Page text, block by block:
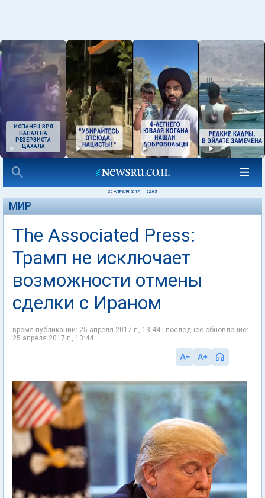
ИСПАНЕЦ ЗРЯ
НАПАЛ НА
РЕЗЕРВИСТА
ЦАХАЛА
25 АПРЕЛЯ 2017 22:05
МИР
The Associated Press:
Трамп не исключает
возможности отмены
сделки с Ираном
время публикации: 25 апреля 2017 г., 13:44 | последнее обновление:
25 апреля 2017 г., 13:44